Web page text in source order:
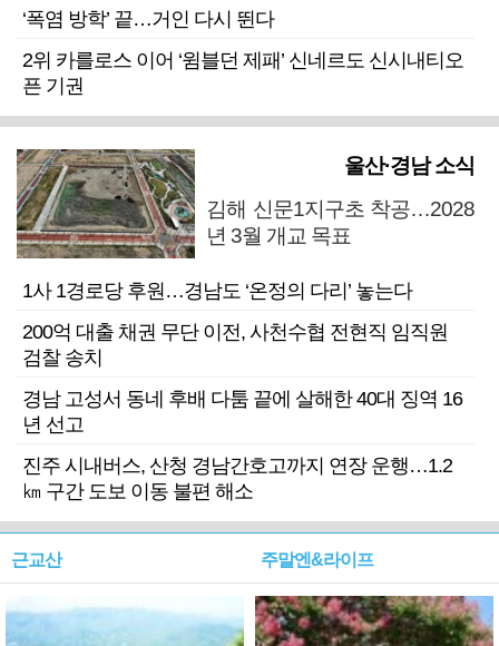
‘폭염 방학’ 끝…거인 다시 뛴다
2위 카를로스 이어 ‘윔블던 제패’ 신네르도 신시내티오
픈 기권
울산·경남 소식
김해 신문1지구초 착공…2028
년 3월 개교 목표
1사 1경로당 후원…경남도 ‘온정의 다리’ 놓는다
200억 대출 채권 무단 이전, 사천수협 전현직 임직원
검찰 송치
경남 고성서 동네 후배 다툼 끝에 살해한 40대 징역 16
년 선고
진주 시내버스, 산청 경남간호고까지 연장 운행…1.2
㎞ 구간 도보 이동 불편 해소
근교산 주말엔&라이프